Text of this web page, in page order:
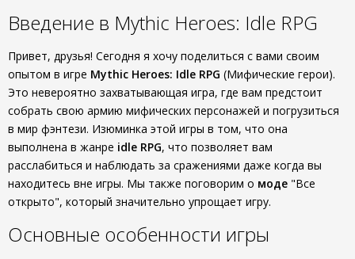
Введение в Mythic Heroes: Idle RPG
Привет, друзья! Сегодня я хочу поделиться с вами своим
опытом в игре Mythic Heroes: Idle RPG (Мифические герои).
Это невероятно захватывающая игра, где вам предстоит
собрать свою армию мифических персонажей и погрузиться
в мир фэнтези. Изюминка этой игры в том, что она
выполнена в жанре idle RPG, что позволяет вам
расслабиться и наблюдать за сражениями даже когда вы
находитесь вне игры. Мы также поговорим о моде "Все
открыто", который значительно упрощает игру.
Основные особенности игры